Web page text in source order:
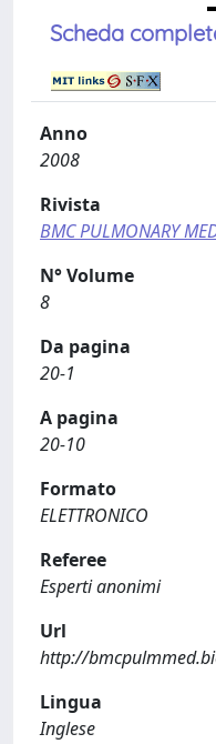
Scheda
Anno
2008
Rivista
BMC PULMONARY
N° Volume
8
Da pagina
20-1
A pagina
20-10
Formato
ELETTRONICO
Referee
Esperti anonimi
Url
http://
Lingua
Inglese